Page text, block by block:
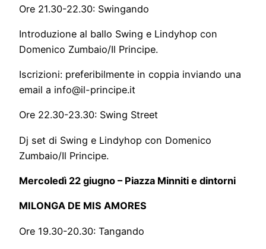
Ore 21.30-22.30: Swingando
Introduzione al ballo Swing e Lindyhop con
Domenico Zumbaio/Il Principe.
Iscrizioni: preferibilmente in coppia inviando una
email a info@il-principe.it
Ore 22.30-23.30: Swing Street
Dj set di Swing e Lindyhop con Domenico
Zumbaio/Il Principe.
Mercoledì 22 giugno – Piazza Minniti e dintorni
MILONGA DE MIS AMORES
Ore 19.30-20.30: Tangando